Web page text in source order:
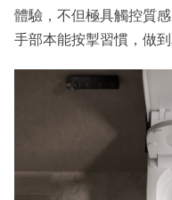
體驗，不但極具觸控質
手部本能按掣習慣，做到